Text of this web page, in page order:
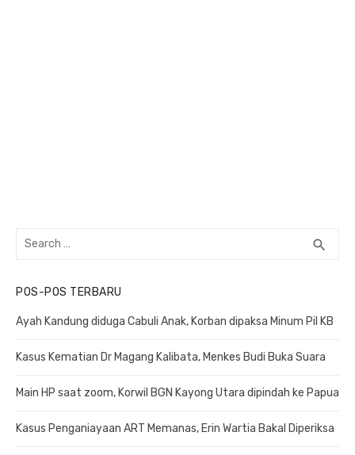
Search
search
POS-POS TERBARU
Ayah Kandung diduga Cabuli Anak, Korban dipaksa Minum Pil KB
Kasus Kematian Dr Magang Kalibata, Menkes Budi Buka Suara
Main HP saat zoom, Korwil BGN Kayong Utara dipindah ke Papua
Kasus Penganiayaan ART Memanas, Erin Wartia Bakal Diperiksa